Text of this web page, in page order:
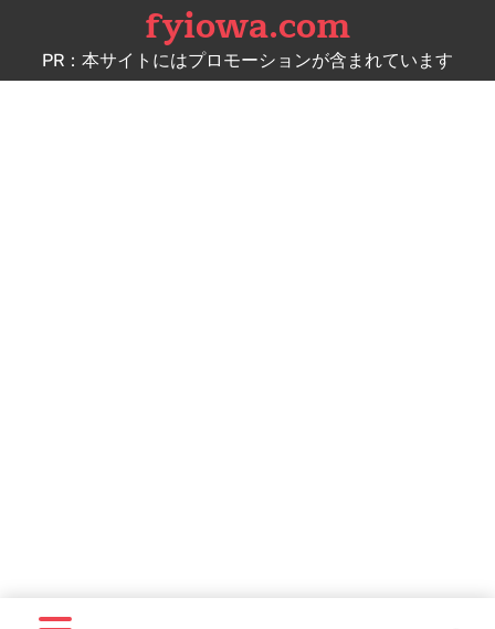
content
fyiowa.com
PR：本サイトにはプロモーションが含まれています